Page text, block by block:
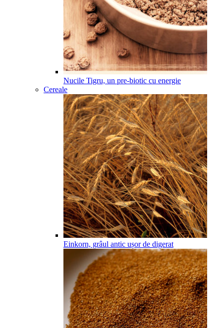
Nucile Tigru, un pre-biotic cu energie
Cereale
Einkorn, grâul antic ușor de digerat